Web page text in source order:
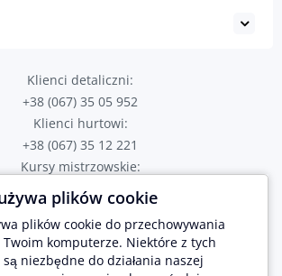
Klienci detaliczni:
+38 (067) 35 05 952
Klienci hurtowi:
+38 (067) 35 12 221
Kursy mistrzowskie:
+38 (067) 82 43 723
Poproś o połączenie
Adres sklepu:
ul. Hetmana Sahaidachnogo 2
plików cookie
plików cookie do przechowywania
komputerze. Niektóre z tych
niezbędne do działania naszej